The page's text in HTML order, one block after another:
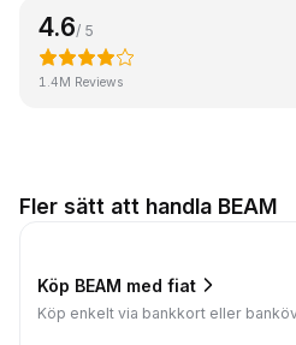
4.6/ 5
1.4M Reviews
Fler sätt att handla BEAM
Köp BEAM med fiat
Köp enkelt via bankkort eller